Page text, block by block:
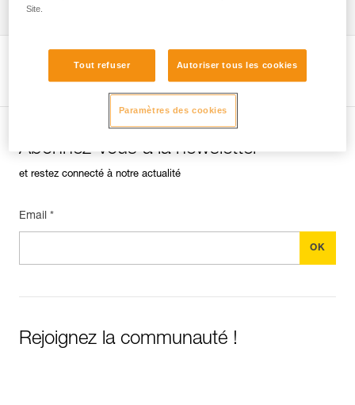
Conseils pour l'entretien de vos équipements
entretien-harnais-FR
Voir la page produit
Abonnez-vous à la newsletter
et restez connecté à notre actualité
Email *
Rejoignez la communauté !
Site.
Tout refuser Autoriser tous les cookies
Paramètres des cookies